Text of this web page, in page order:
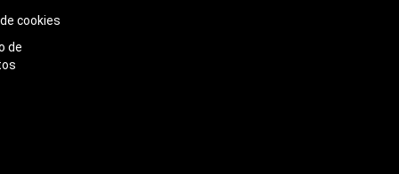
cookies
de